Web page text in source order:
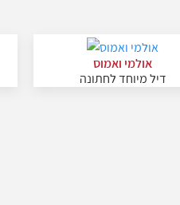
אולמי ואמוס
דיל מיוחד לחתונה